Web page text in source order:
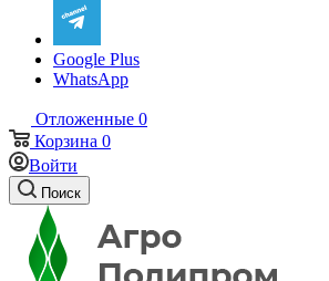
Google Plus
WhatsApp
Отложенные 0
Корзина 0
Войти
Поиск